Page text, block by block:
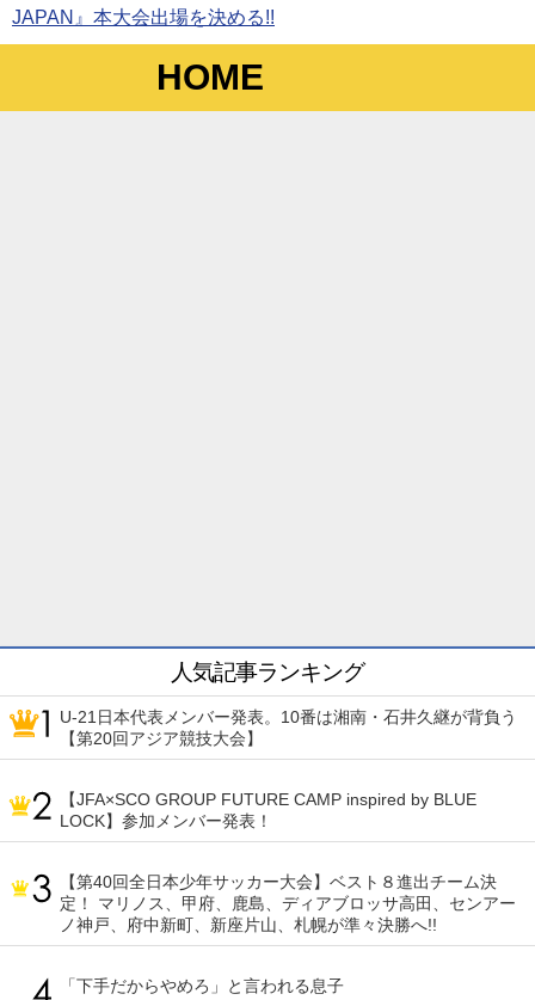
JAPAN』本大会出場を決める!!
HOME
人気記事ランキング
U-21日本代表メンバー発表。10番は湘南・石井久継が背負う
【第20回アジア競技大会】
【JFA×SCO GROUP FUTURE CAMP inspired by BLUE
LOCK】参加メンバー発表！
【第40回全日本少年サッカー大会】ベスト８進出チーム決
定！ マリノス、甲府、鹿島、ディアブロッサ高田、センアー
ノ神戸、府中新町、新座片山、札幌が準々決勝へ!!
「下手だからやめろ」と言われる息子